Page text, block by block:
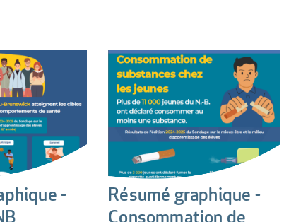
-
Résumé graphique -